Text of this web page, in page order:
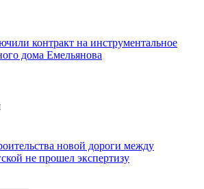
контракт на инструментальное
дома Емельянова
новой дороги между
не прошел экспертизу